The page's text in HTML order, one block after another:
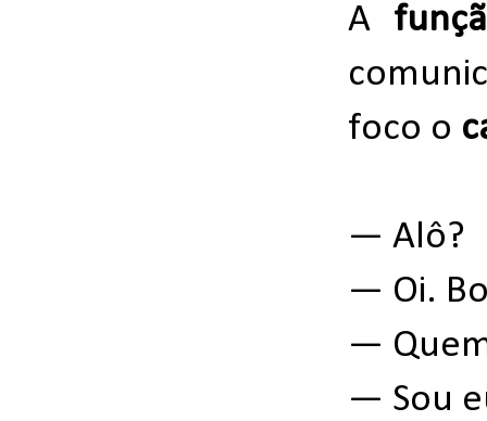
A
foco o
— Alô?
— Oi.
—
— Sou